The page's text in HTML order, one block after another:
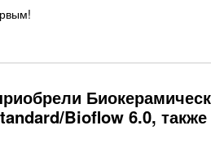
Bioflow 6.0, также